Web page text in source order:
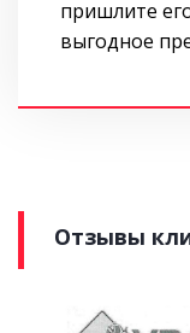
пришлите
выгодное
Отзывы